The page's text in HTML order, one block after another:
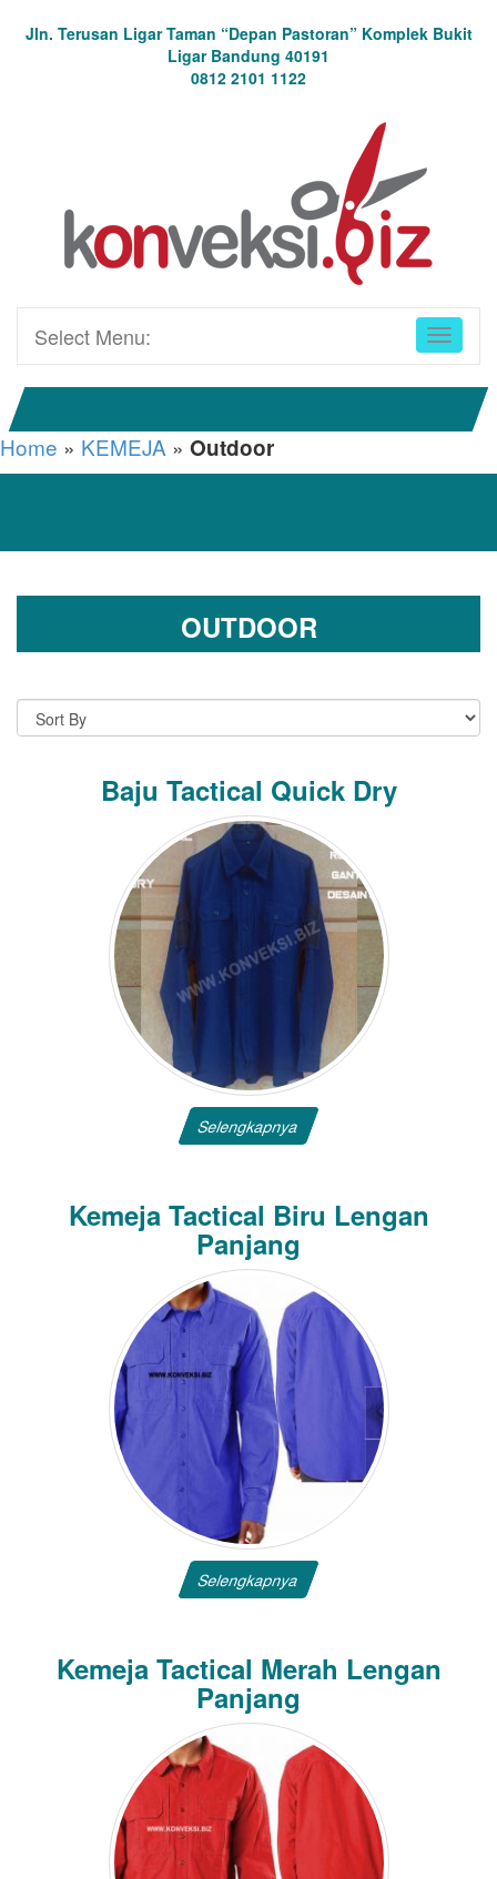
Jln. Terusan Ligar Taman “Depan Pastoran” Komplek Bukit
Ligar Bandung 40191
0812 2101 1122
Select Menu:
Home » KEMEJA » Outdoor
OUTDOOR
Baju Tactical Quick Dry
Selengkapnya
Kemeja Tactical Biru Lengan
Panjang
Selengkapnya
Kemeja Tactical Merah Lengan
Panjang